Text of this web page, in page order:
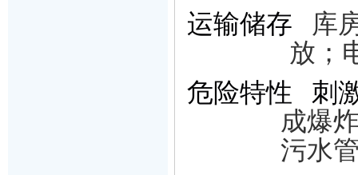
运输储存
库
放；
危险特性
刺
成爆
污水